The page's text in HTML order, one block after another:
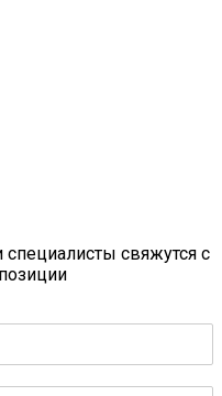
свяжутся с